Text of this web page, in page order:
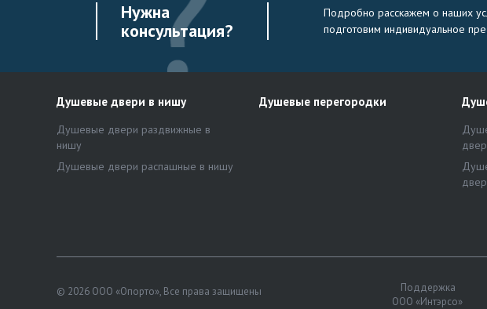
Нужна
консультация?
Подробно расскажем о наших
подготовим индивидуальное
Душевые двери в нишу
Душевые двери раздвижные в
нишу
Душевые двери распашные в нишу
Душевые перегородки
© 2026 ООО «Опорто», Все права защищены
Поддержка
ООО «Интэрсо»